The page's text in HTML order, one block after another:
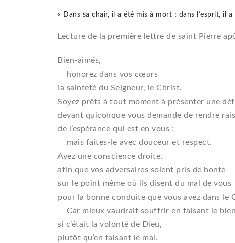
« Dans sa chair, il a été mis à mort ; dans l’esprit, il
Lecture de la première lettre de saint Pierre
Bien-aimés,
honorez dans vos cœurs
la sainteté du Seigneur, le Christ.
Soyez prêts à tout moment à présenter une
devant quiconque vous demande de rendre
de l’espérance qui est en vous ;
mais faites-le avec douceur et respect.
Ayez une conscience droite,
afin que vos adversaires soient pris de honte
sur le point même où ils disent du mal de vous
pour la bonne conduite que vous avez dans le
Car mieux vaudrait souffrir en faisant le
si c’était la volonté de Dieu,
plutôt qu’en faisant le mal.